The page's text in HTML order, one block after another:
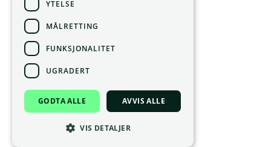
YTELSE
MÅLRETTING
FUNKSJONALITET
UGRADERT
GODTA ALLE AVVIS ALLE
VIS DETALJER